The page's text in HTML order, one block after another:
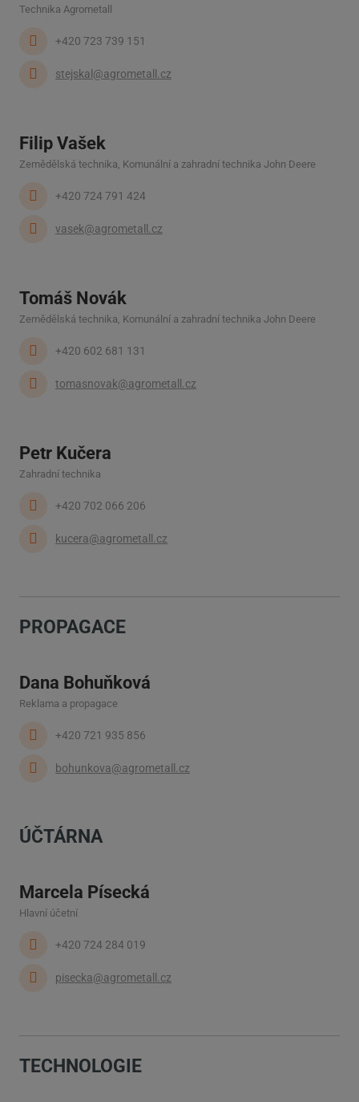
Technika Agrometall
+420 723 739 151
stejskal@agrometall.cz
Filip Vašek
Zemědělská technika, Komunální a zahradní technika John Deere
+420 724 791 424
vasek@agrometall.cz
Tomáš Novák
Zemědělská technika, Komunální a zahradní technika John Deere
+420 602 681 131
tomasnovak@agrometall.cz
Petr Kučera
Zahradní technika
+420 702 066 206
kucera@agrometall.cz
PROPAGACE
Dana Bohuňková
Reklama a propagace
+420 721 935 856
bohunkova@agrometall.cz
ÚČTÁRNA
Marcela Písecká
Hlavní účetní
+420 724 284 019
pisecka@agrometall.cz
TECHNOLOGIE